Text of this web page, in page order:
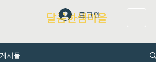
달콤한샘마을
로그인
게시물